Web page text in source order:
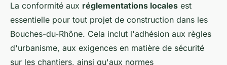
La conformité aux réglementations locales est
essentielle pour tout projet de construction dans les
Bouches-du-Rhône. Cela inclut l'adhésion aux règles
d'urbanisme, aux exigences en matière de sécurité
sur les chantiers, ainsi qu'aux normes